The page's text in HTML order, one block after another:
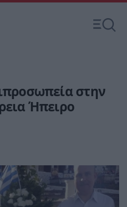
στην
Ήπειρο